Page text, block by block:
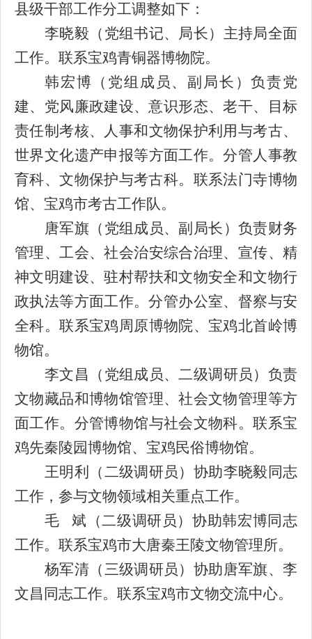
县级干部工作分工调整如下 ：
李晓毅 （党组书记、局长）主持局全面
工作。联系宝鸡青铜器博物院。
韩宏博
（党组成员、副局长）负责党
建、党风廉政建设、意识形态、老干、目标
责任制考核、人事和文物保护利用与考古、
世界文化遗产申报等方面工作。分管人事教
育科、文物保护与考古科。联系法门寺博物
馆、宝鸡市考古工作队。
唐军旗 （党组成员、副局长 ）负责财务
管理、工会、社会治安综合治理、 宣传、精
神文明建设、驻村帮扶和文物安全和文物行
政执法等方面工作。分管办公室、 督察与安
全科。联系宝鸡周原博物院、宝鸡北首岭博
物馆。
李文昌（党组成员、二级调研员）负责
文物藏品和博物馆管理、社会文物管理等方
面工作。 分管博物馆与社会文物科。联系宝
鸡先秦陵园博物馆、宝鸡民俗博物馆。
王明利（二级调研员） 协助李晓毅同志
工作 ，参与文物领域相关重点工作。
毛 斌（二级调研员）协助韩宏博同志
工作。联系宝鸡市大唐秦王陵文物管理所。
杨军清（三级调研员）协助唐军旗、 李
文昌同志工作。联系宝鸡市文物交流中心。